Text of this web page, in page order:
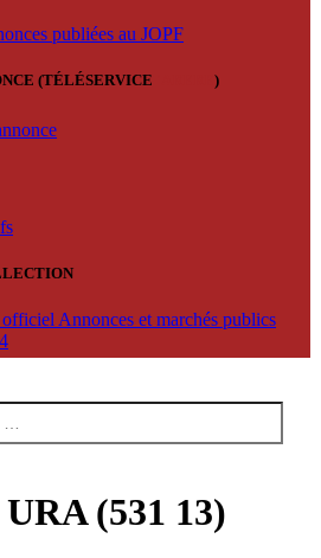
publiées au JOPF
(TÉLÉSERVICE )
Annonces et marchés publics
(531 13)